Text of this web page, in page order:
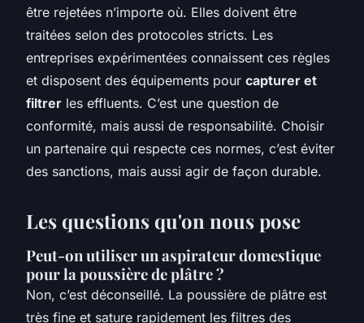
être rejetées n’importe où. Elles doivent être
traitées selon des protocoles stricts. Les
entreprises expérimentées connaissent ces règles
et disposent des équipements pour capturer et
filtrer les effluents. C’est une question de
conformité, mais aussi de responsabilité. Choisir
un partenaire qui respecte ces normes, c’est éviter
des sanctions, mais aussi agir de façon durable.
Les questions qu'on nous pose
Peut-on utiliser un aspirateur domestique
pour la poussière de plâtre ?
Non, c’est déconseillé. La poussière de plâtre est
très fine et sature rapidement les filtres des